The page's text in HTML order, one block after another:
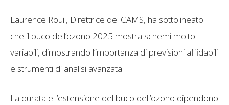
Laurence Rouil, Direttrice del CAMS, ha sottolineato
che il buco dell’ozono 2025 mostra schemi molto
variabili, dimostrando l’importanza di previsioni affidabili
e strumenti di analisi avanzata.
La durata e l’estensione del buco dell’ozono dipendono